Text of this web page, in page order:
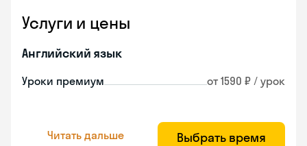
Услуги и цены
Английский язык
Уроки премиум от 1590 ₽ / урок
Читать дальше Выбрать время